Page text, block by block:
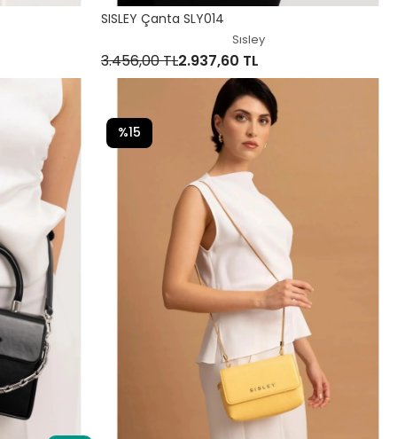
SISLEY Çanta SLY014
Sısley
3.456,00 TL2.937,60 TL
%15